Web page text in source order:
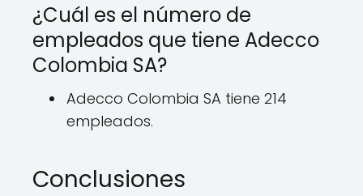
¿Cuál es el número de
empleados que tiene Adecco
Colombia SA?
Adecco Colombia SA tiene 214
empleados.
Conclusiones